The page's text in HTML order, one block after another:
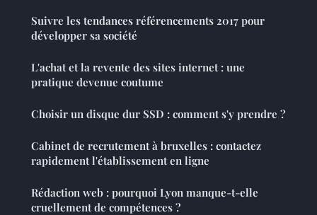
Suivre les tendances référencements 2017 pour
développer sa société
L'achat et la revente des sites internet : une
pratique devenue coutume
Choisir un disque dur SSD : comment s'y prendre ?
Cabinet de recrutement à bruxelles : contactez
rapidement l'établissement en ligne
Rédaction web : pourquoi Lyon manque-t-elle
cruellement de compétences ?